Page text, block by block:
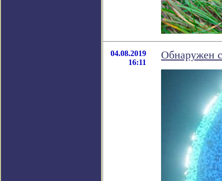
04.08.2019
16:11
Обнаружен